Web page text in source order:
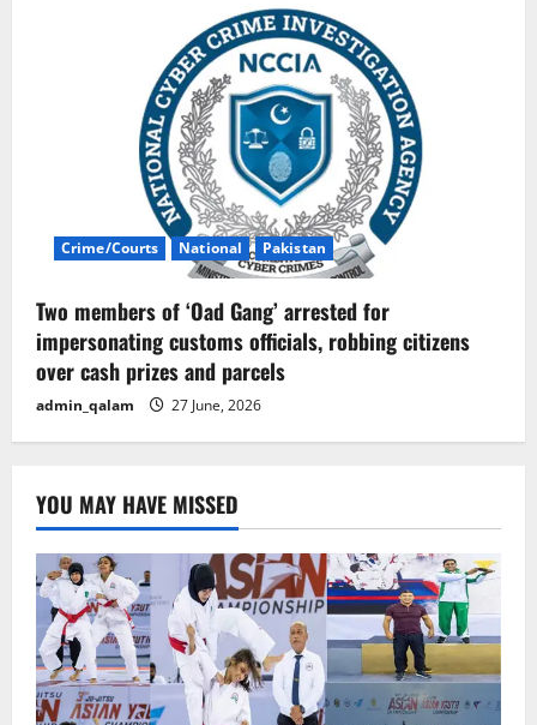
Crime/Courts National Pakistan
Two members of ‘Oad Gang’ arrested for
impersonating customs officials, robbing citizens
over cash prizes and parcels
admin_qalam 27 June, 2026
YOU MAY HAVE MISSED